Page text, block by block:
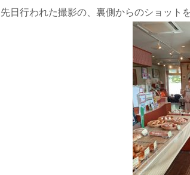
先日行われた撮影の、裏側からのショット